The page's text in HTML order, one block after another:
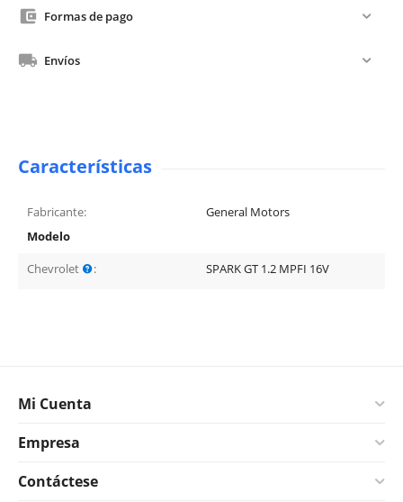
Formas de pago
Envíos
Características
Fabricante:
General Motors
Modelo
Chevrolet
: SPARK GT 1.2 MPFI 16V
Mi Cuenta
Empresa
Contáctese